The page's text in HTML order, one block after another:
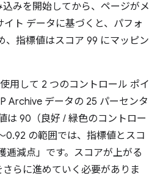
みを開始してから、ページがメ
ト データに基づくと、パフォ
、指標値はスコア 99 にマッピン
用して 2 つのコントロール ポイ
Archive データの 25 パーセンタ
は 90（良好 / 緑色のコントロー
0.92 の範囲では、指標値とスコ
逓減点」です。スコアが上がる
らに進めていく必要がありま